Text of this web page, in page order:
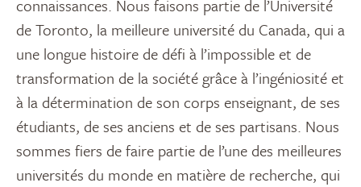
connaissances. Nous faisons partie de l’Université
de Toronto, la meilleure université du Canada, qui a
une longue histoire de défi à l’impossible et de
transformation de la société grâce à l’ingéniosité et
à la détermination de son corps enseignant, de ses
étudiants, de ses anciens et de ses partisans. Nous
sommes fiers de faire partie de l’une des meilleures
universités du monde en matière de recherche, qui